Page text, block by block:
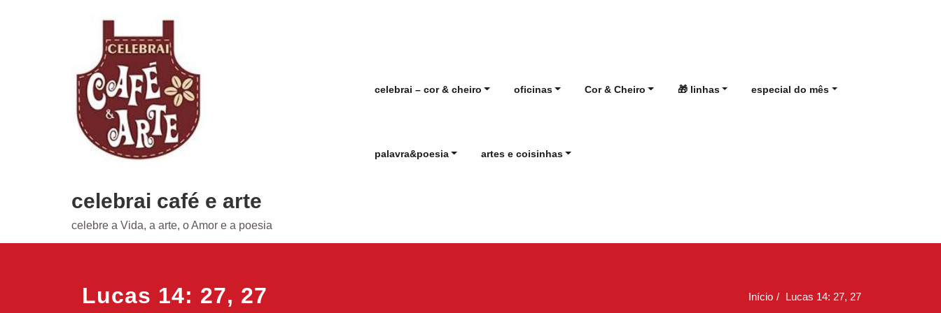
celebrai café e arte
celebre a Vida, a arte, o Amor e a poesia
celebrai – cor & cheiro oficinas Cor & Cheiro 🎁 linhas especial do mês
palavra&poesia artes e coisinhas
Lucas 14: 27, 27 Início Lucas 14: 27, 27